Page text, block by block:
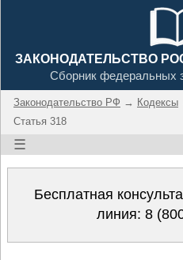
ЗАКОНОДАТЕЛЬСТВО
Сборник федеральных
Законодательство РФ → Кодексы
Статья 318
☰
Бесплатная
линия: 8